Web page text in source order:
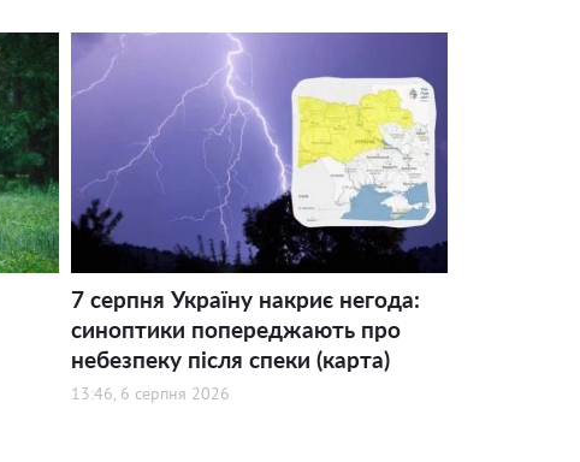
7 серпня Україну накриє негода:
синоптики попереджають про
небезпеку після спеки (карта)
13:46, 6 серпня 2026